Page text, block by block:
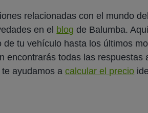
relacionadas con el mundo
en el blog de Balumba.
tu vehículo hasta los últimos
encontrarás todas las respuestas
te ayudamos acalcular el precio